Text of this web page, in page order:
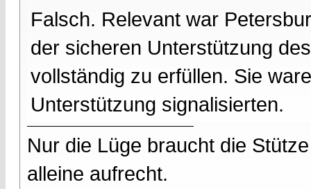
Falsch. Relevant war
der sicheren Unterstützung
vollständig zu erfüllen. Sie
Unterstützung signalisierten.
Nur die Lüge braucht die
alleine aufrecht.